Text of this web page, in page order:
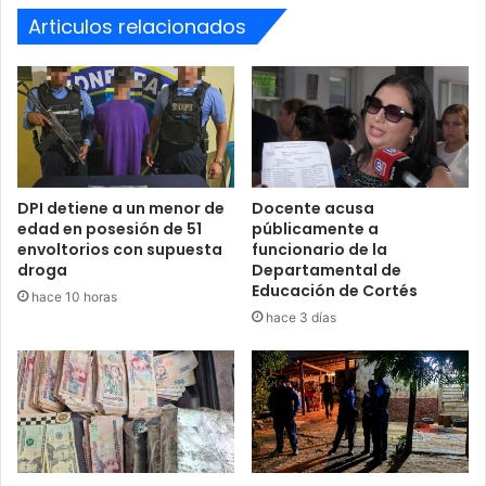
Articulos relacionados
DPI detiene a un menor de
edad en posesión de 51
envoltorios con supuesta
droga
hace 10 horas
Docente acusa
públicamente a
funcionario de la
Departamental de
Educación de Cortés
hace 3 días